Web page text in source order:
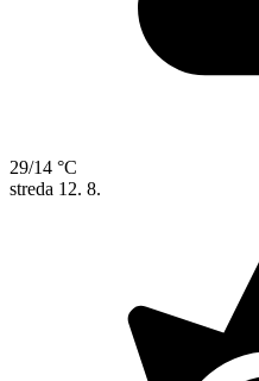
29/14 °C
streda 12. 8.